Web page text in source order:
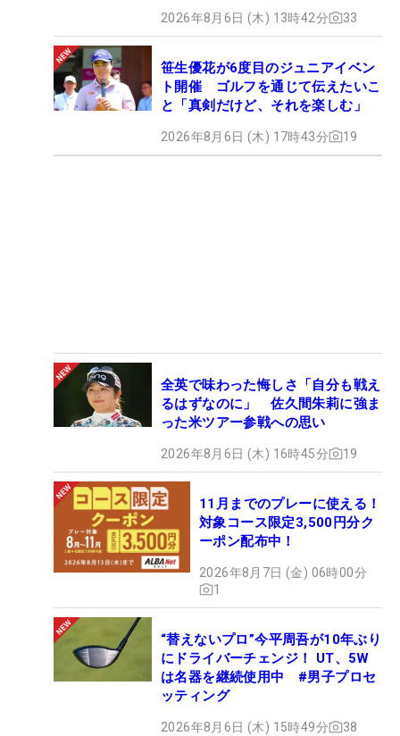
2026年8月6日 (木) 13時42分 33
笹生優花が6度目のジュニアイベン
ト開催 ゴルフを通じて伝えたいこ
と「真剣だけど、それを楽しむ」
2026年8月6日 (木) 17時43分 19
全英で味わった悔しさ「自分も戦え
るはずなのに」 佐久間朱莉に強ま
った米ツアー参戦への思い
2026年8月6日 (木) 16時45分 19
11月までのプレーに使える！
対象コース限定3,500円分ク
ーポン配布中！
2026年8月7日 (金) 06時00分
1
“替えないプロ”今平周吾が10年ぶり
にドライバーチェンジ！ UT、5W
は名器を継続使用中 #男子プロセ
ッティング
2026年8月6日 (木) 15時49分 38